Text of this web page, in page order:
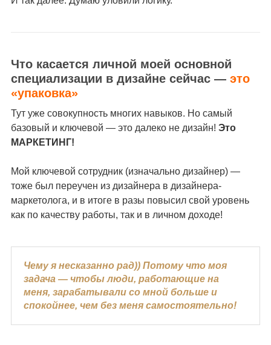
Что касается личной моей основной
специализации в дизайне сейчас — это
«упаковка»
Тут уже совокупность многих навыков. Но самый
базовый и ключевой — это далеко не дизайн! Это
МАРКЕТИНГ!
Мой ключевой сотрудник (изначально дизайнер) —
тоже был переучен из дизайнера в дизайнера-
маркетолога, и в итоге в разы повысил свой уровень
как по качеству работы, так и в личном доходе!
Чему я несказанно рад)) Потому что моя
задача — чтобы люди, работающие на
меня, зарабатывали со мной больше и
спокойнее, чем без меня самостоятельно!